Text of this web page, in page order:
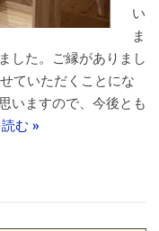
い
ま
した。ご縁がありまし
ていただくことにな
いますので、今後とも
む »